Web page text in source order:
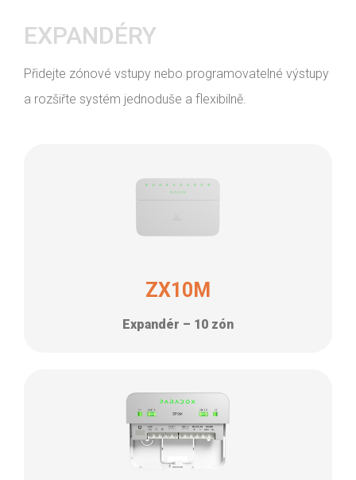
EXPANDÉRY
Přidejte zónové vstupy nebo programovatelné výstupy
a rozšiřte systém jednoduše a flexibilně.
ZX10M
Expandér – 10 zón